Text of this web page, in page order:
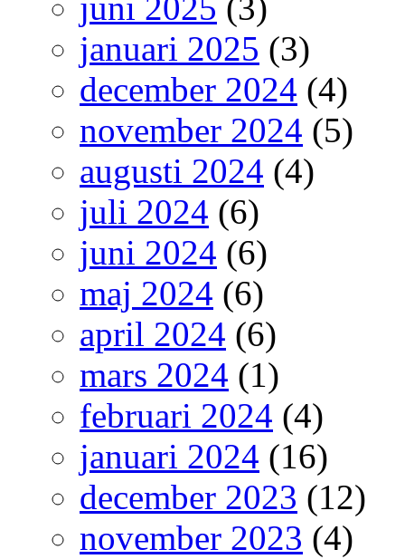
juni 2025 (3)
januari 2025 (3)
december 2024 (4)
november 2024 (5)
augusti 2024 (4)
juli 2024 (6)
juni 2024 (6)
maj 2024 (6)
april 2024 (6)
mars 2024 (1)
februari 2024 (4)
januari 2024 (16)
december 2023 (12)
november 2023 (4)